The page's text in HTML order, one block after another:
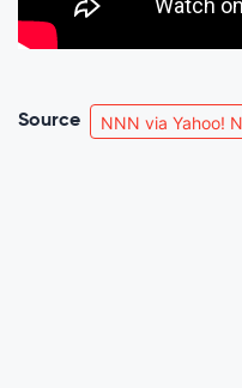
Source NNN via Yahoo!